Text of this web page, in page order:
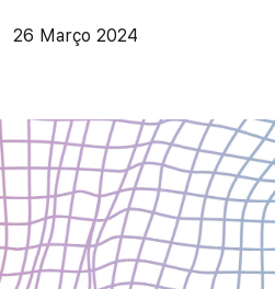
26 Março 2024